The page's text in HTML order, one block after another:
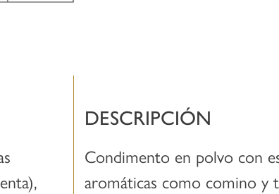
DESCRIPCIÓN
Condimento en polvo con
aromáticas como comino y